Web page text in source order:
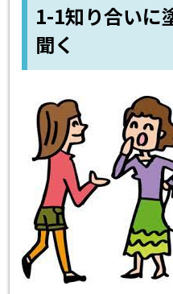
1-1知り合いに
聞く